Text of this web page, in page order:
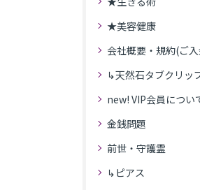
★美容健康
会社概要・規約(ご
↳天然石タブクリッ
new! VIP会員につい
金銭問題
前世・守護霊
↳ピアス